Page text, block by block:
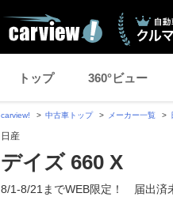
トップ 360°ビュー
carview! 中古車トップ メーカー一覧
日産
デイズ 660 X
8/1-8/21までWEB限定！ 届出済